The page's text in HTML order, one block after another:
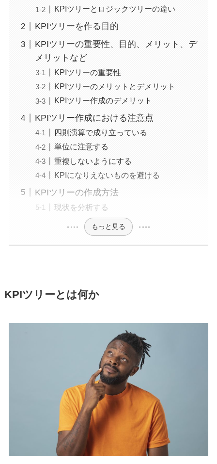
KPIツリーとロジックツリーの違い
KPIツリーを作る目的
KPIツリーの重要性、目的、メリット、デ
メリットなど
KPIツリーの重要性
KPIツリーのメリットとデメリット
KPIツリー作成のデメリット
KPIツリー作成における注意点
四則演算で成り立っている
単位に注意する
重複しないようにする
KPIになりえないものを避ける
KPIツリーの作成方法
現状を分析する
もっと見る
KPIツリーとは何か